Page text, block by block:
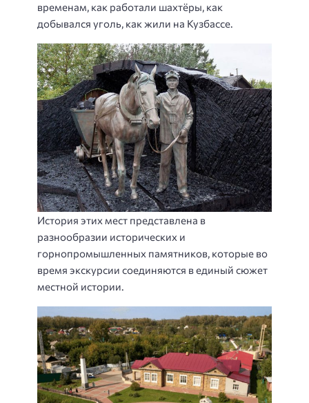
временам, как работали шахтёры, как
добывался уголь, как жили на Кузбассе.
История этих мест представлена в
разнообразии исторических и
горнопромышленных памятников, которые во
время экскурсии соединяются в единый сюжет
местной истории.